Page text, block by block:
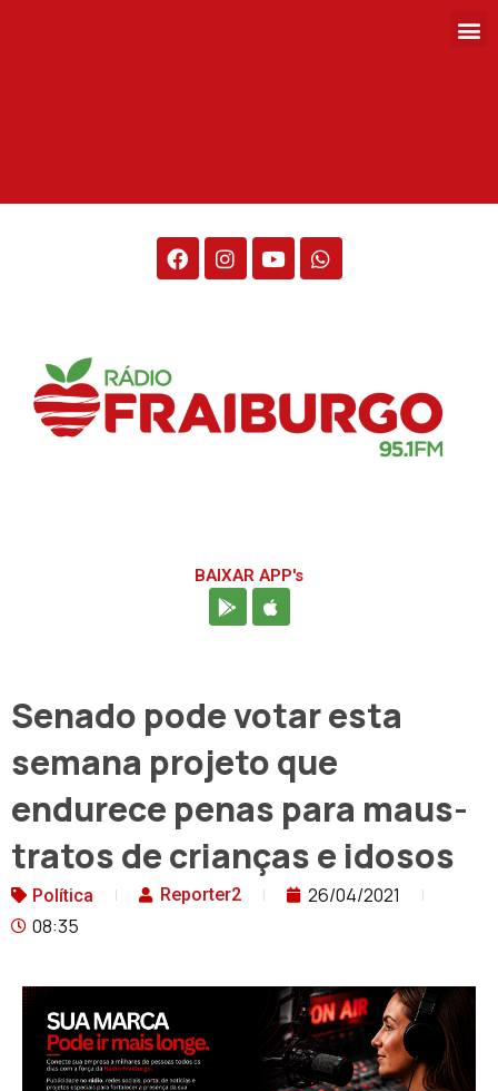
BAIXAR APP's
Senado pode votar esta
semana projeto que
endurece penas para maus-
tratos de crianças e idosos
Política Reporter2
26/04/2021
08:35